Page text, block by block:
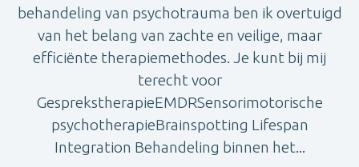
behandeling van psychotrauma ben ik overtuigd
van het belang van zachte en veilige, maar
efficiënte therapiemethodes. Je kunt bij mij
terecht voor
GesprekstherapieEMDRSensorimotorische
psychotherapieBrainspotting Lifespan
Integration Behandeling binnen het...